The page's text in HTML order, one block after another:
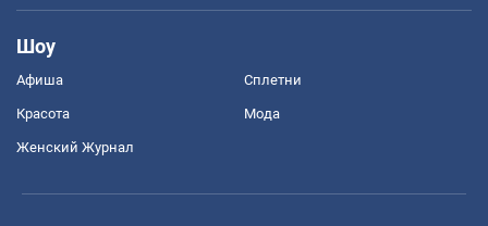
Шоу
Афиша Сплетни
Красота Мода
Женский Журнал